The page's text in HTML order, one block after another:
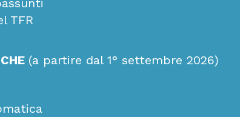
TFR
(a partire dal 1° settembre 2026)